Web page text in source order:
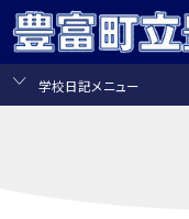
学校日記メニュー